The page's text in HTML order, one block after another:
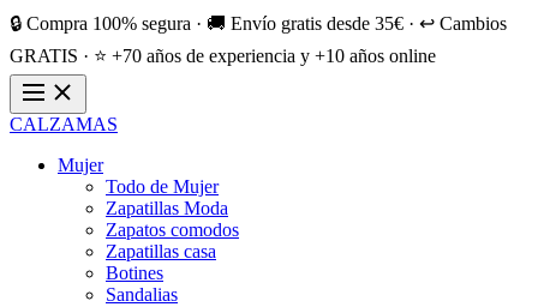
🔒 Compra 100% segura · 🚚 Envío gratis desde 35€ · ↩️ Cambios
GRATIS · ⭐ +70 años de experiencia y +10 años online
CALZAMAS
Mujer
Todo de Mujer
Zapatillas Moda
Zapatos comodos
Zapatillas casa
Botines
Sandalias